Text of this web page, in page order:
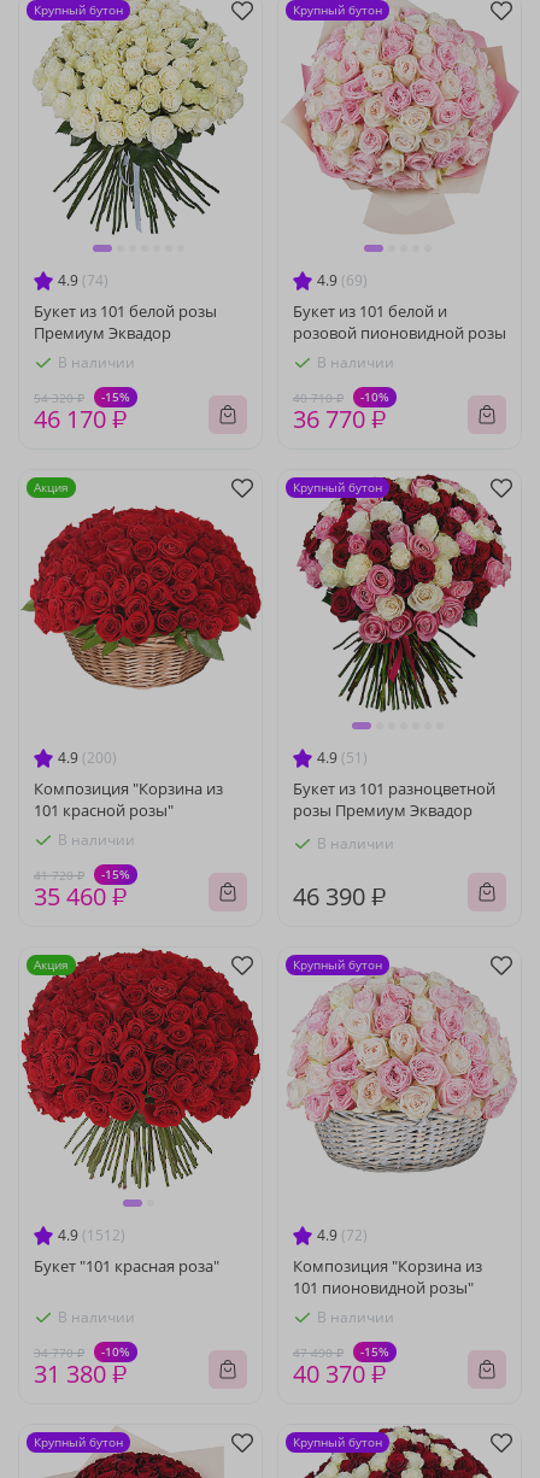
4.9 (74)
Букет из 101 белой розы
Премиум Эквадор
В наличии
54 320 ₽ -15%
46 170 ₽
Крупный бутон
4.9 (69)
Букет из 101 белой и
розовой пионовидной розы
В наличии
40 710 ₽ -10%
36 770 ₽
Крупный бутон
4.9 (200)
Композиция "Корзина из
101 красной розы"
В наличии
41 720 ₽ -15%
35 460 ₽
Акция
4.9 (51)
Букет из 101 разноцветной
розы Премиум Эквадор
В наличии
46 390 ₽
Крупный бутон
4.9 (1512)
Букет "101 красная роза"
В наличии
34 770 ₽ -10%
31 380 ₽
Акция
4.9 (72)
Композиция "Корзина из
101 пионовидной розы"
В наличии
47 490 ₽ -15%
40 370 ₽
Крупный бутон
Крупный бутон Крупный бутон